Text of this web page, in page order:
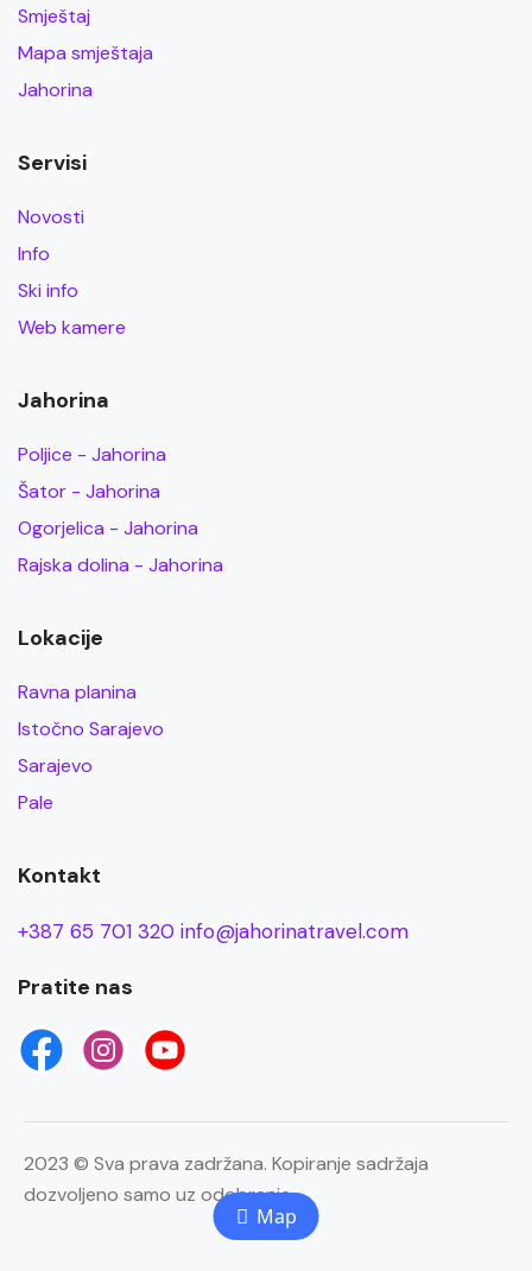
Map
Smještaj
Mapa smještaja
Jahorina
Servisi
Novosti
Info
Ski info
Web kamere
Jahorina
Poljice - Jahorina
Šator - Jahorina
Ogorjelica - Jahorina
Rajska dolina - Jahorina
Lokacije
Ravna planina
Istočno Sarajevo
Sarajevo
Pale
Kontakt
+387 65 701 320 info@jahorinatravel.com
Pratite nas
2023 © Sva prava zadržana. Kopiranje sadržaja
dozvoljeno samo uz odobrenje.